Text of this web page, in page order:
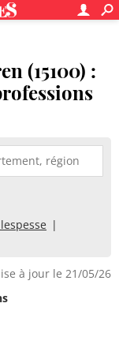
(15100) :
à jour le 21/05/26